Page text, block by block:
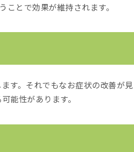
とで効果が維持されます。
す。それでもなお症状の改善が見
能性があります。